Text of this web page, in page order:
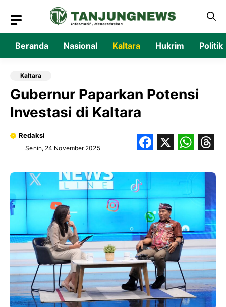
isi
Beranda Nasional Kaltara Hukrim Politik
Kaltara
Gubernur Paparkan Potensi
Investasi di Kaltara
Redaksi
Senin, 24 November 2025